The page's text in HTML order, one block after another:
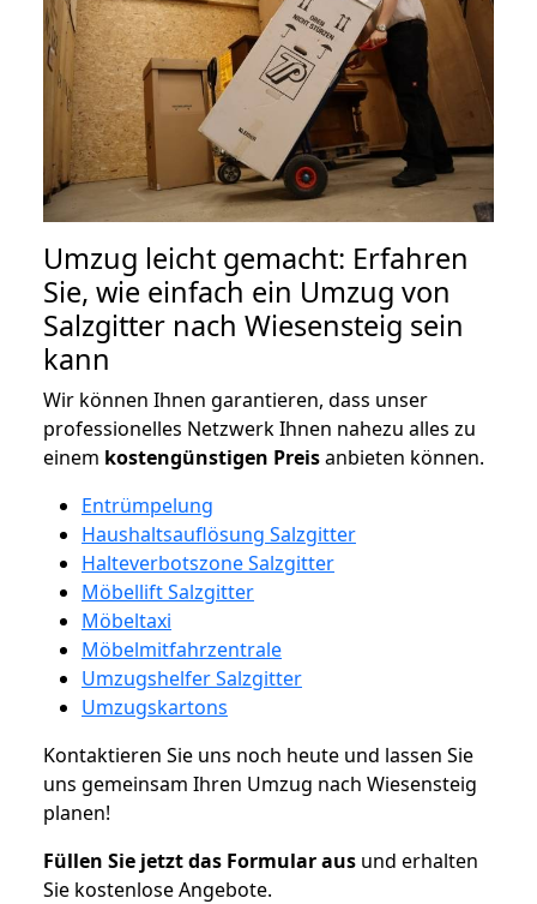
Umzug leicht gemacht: Erfahren
Sie, wie einfach ein Umzug von
Salzgitter nach Wiesensteig sein
kann
Wir können Ihnen garantieren, dass unser
professionelles Netzwerk Ihnen nahezu alles zu
einem kostengünstigen Preisanbieten können.
Entrümpelung
Haushaltsauflösung Salzgitter
Halteverbotszone Salzgitter
Möbellift Salzgitter
Möbeltaxi
Möbelmitfahrzentrale
Umzugshelfer Salzgitter
Umzugskartons
Kontaktieren Sie uns noch heute und lassen Sie
uns gemeinsam Ihren Umzug nach Wiesensteig
planen!
Füllen Sie jetzt das Formular aus und erhalten
Sie kostenlose Angebote.